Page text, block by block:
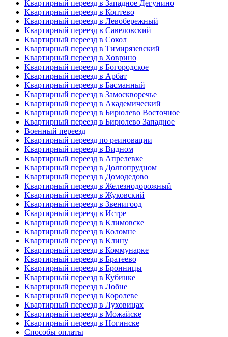
Квартирный переезд в Западное Дегунино
Квартирный переезд в Коптево
Квартирный переезд в Левобережный
Квартирный переезд в Савеловский
Квартирный переезд в Сокол
Квартирный переезд в Тимирязевский
Квартирный переезд в Ховрино
Квартирный переезд в Богородское
Квартирный переезд в Арбат
Квартирный переезд в Басманный
Квартирный переезд в Замоскворечье
Квартирный переезд в Академический
Квартирный переезд в Бирюлево Восточное
Квартирный переезд в Бирюлево Западное
Военный переезд
Квартирный переезд по реиновации
Квартирный переезд в Видном
Квартирный переезд в Апрелевке
Квартирный переезд в Долгопрудном
Квартирный переезд в Домодедово
Квартирный переезд в Железнодорожный
Квартирный переезд в Жуковский
Квартирный переезд в Звенигоод
Квартирный переезд в Истре
Квартирный переезд в Климовске
Квартирный переезд в Коломне
Квартирный переезд в Клину
Квартирный переезд в Коммунарке
Квартирный переезд в Братеево
Квартирный переезд в Бронницы
Квартирный переезд в Кубинке
Квартирный переезд в Лобне
Квартирный переезд в Королеве
Квартирный переезд в Луховицах
Квартирный переезд в Можайске
Квартирный переезд в Ногинске
Способы оплаты